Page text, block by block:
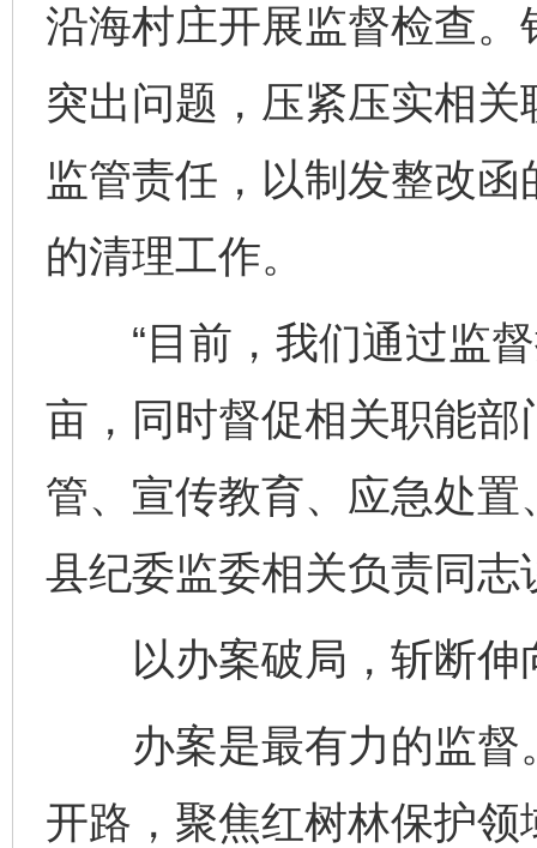
沿海村庄开展监督检查
突出问题，压紧压实相
监管责任，以制发整改
的清理工作。
“目前，我们通过监督
亩，同时督促相关职能
管、宣传教育、应急处置
县纪委监委相关负责同志
以办案破局，斩断伸
办案是最有力的监督
开路，聚焦红树林保护